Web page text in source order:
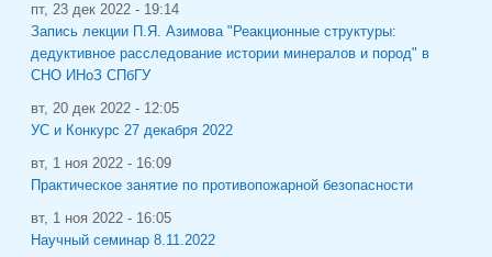
пт, 23 дек 2022 - 19:14
Запись лекции П.Я. Азимова "Реакционные структуры:
дедуктивное расследование истории минералов и пород" в
СНО ИНоЗ СПбГУ
вт, 20 дек 2022 - 12:05
УС и Конкурс 27 декабря 2022
вт, 1 ноя 2022 - 16:09
Практическое занятие по противопожарной безопасности
вт, 1 ноя 2022 - 16:05
Научный семинар 8.11.2022